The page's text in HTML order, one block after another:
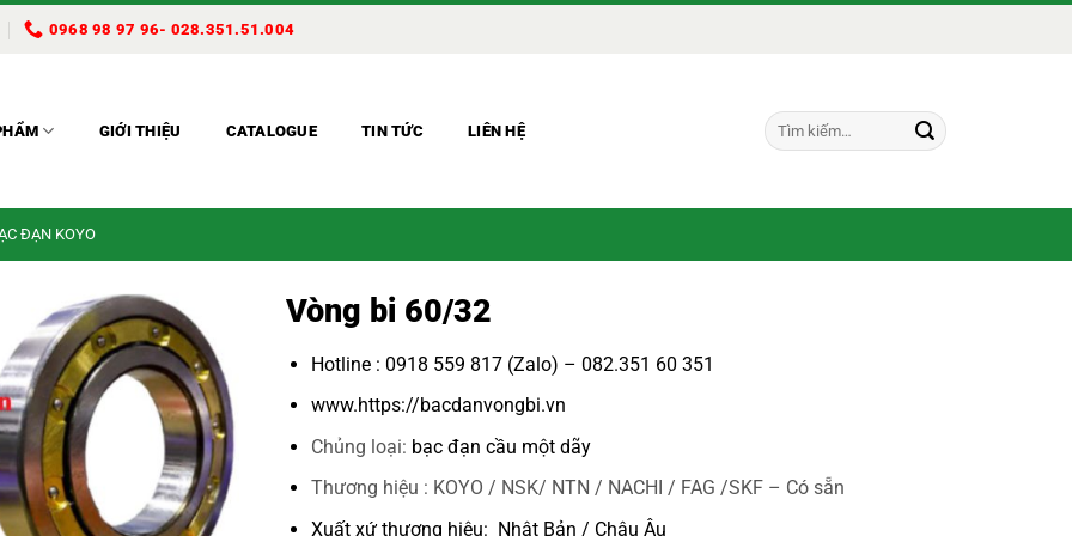
0968 98 97 96- 028.351.51.004
GIỚI THIỆU CATALOGUE TIN TỨC LIÊN HỆ
Tìm
kiếm:
ĐẠN KOYO
Vòng bi 60/32
Hotline : 0918 559 817 (Zalo) – 082.351 60 351
www.https://bacdanvongbi.vn
Chủng loại: bạc đạn cầu một dãy
Thương hiệu : KOYO / NSK/ NTN / NACHI / FAG /SKF – Có sẵn
Xuất xứ thương hiệu: Nhật Bản / Châu Âu